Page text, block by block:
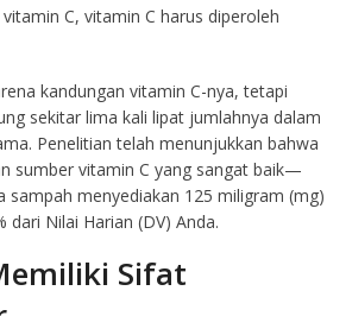
C, vitamin C harus diperoleh
kandungan vitamin C-nya, tetapi
sekitar lima kali lipat jumlahnya dalam
Penelitian telah menunjukkan bahwa
sumber vitamin C yang sangat baik—
sampah menyediakan 125 miligram (mg)
dari Nilai Harian (DV) Anda.
Sifat